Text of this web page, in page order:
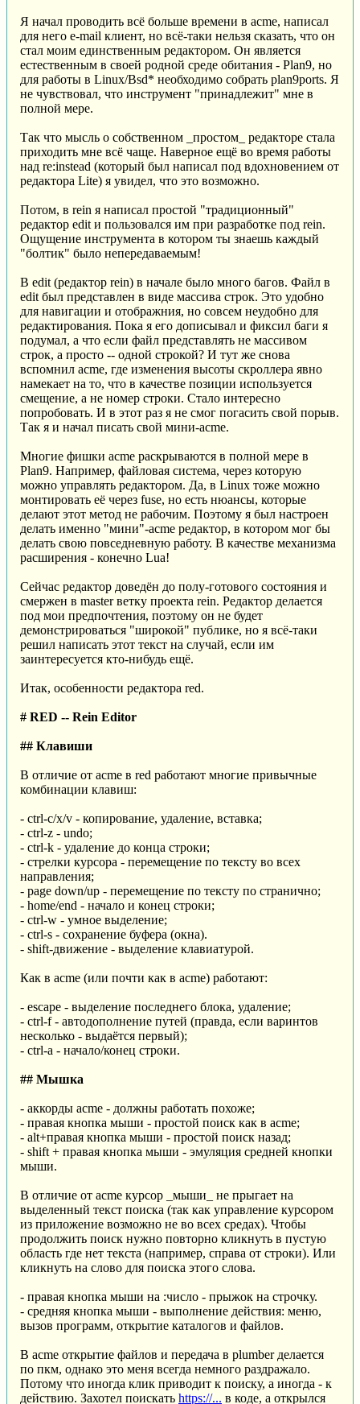
Я начал проводить всё больше времени в acme, написал
для него e-mail клиент, но всё-таки нельзя сказать, что он
стал моим единственным редактором. Он является
естественным в своей родной среде обитания - Plan9, но
для работы в Linux/Bsd* необходимо собрать plan9ports. Я
не чувствовал, что инструмент "принадлежит" мне в
полной мере.
Так что мысль о собственном _простом_ редакторе стала
приходить мне всё чаще. Наверное ещё во время работы
над re:instead (который был написал под вдохновением от
редактора Lite) я увидел, что это возможно.
Потом, в rein я написал простой "традиционный"
редактор edit и пользовался им при разработке под rein.
Ощущение инструмента в котором ты знаешь каждый
"болтик" было непередаваемым!
В edit (редактор rein) в начале было много багов. Файл в
edit был представлен в виде массива строк. Это удобно
для навигации и отображния, но совсем неудобно для
редактирования. Пока я его дописывал и фиксил баги я
подумал, а что если файл представлять не массивом
строк, а просто -- одной строкой? И тут же снова
вспомнил acme, где изменения высоты скроллера явно
намекает на то, что в качестве позиции используется
смещение, а не номер строки. Стало интересно
попробовать. И в этот раз я не смог погасить свой порыв.
Так я и начал писать свой мини-acme.
Многие фишки acme раскрываются в полной мере в
Plan9. Например, файловая система, через которую
можно управлять редактором. Да, в Linux тоже можно
монтировать её через fuse, но есть нюансы, которые
делают этот метод не рабочим. Поэтому я был настроен
делать именно "мини"-acme редактор, в котором мог бы
делать свою повседневную работу. В качестве механизма
расширения - конечно Lua!
Сейчас редактор доведён до полу-готового состояния и
смержен в master ветку проекта rein. Редактор делается
под мои предпочтения, поэтому он не будет
демонстрироваться "широкой" публике, но я всё-таки
решил написать этот текст на случай, если им
заинтересуется кто-нибудь ещё.
Итак, особенности редактора red.
# RED -- Rein Editor
## Клавиши
В отличие от acme в red работают многие привычные
комбинации клавиш:
- ctrl-c/x/v - копирование, удаление, вставка;
- ctrl-z - undo;
- ctrl-k - удаление до конца строки;
- стрелки курсора - перемещение по тексту во всех
направления;
- page down/up - перемещение по тексту по странично;
- home/end - начало и конец строки;
- ctrl-w - умное выделение;
- ctrl-s - сохранение буфера (окна).
- shift-движение - выделение клавиатурой.
Как в acme (или почти как в acme) работают:
- escape - выделение последнего блока, удаление;
- ctrl-f - автодополнение путей (правда, если варинтов
несколько - выдаётся первый);
- ctrl-a - начало/конец строки.
## Мышка
- аккорды acme - должны работать похоже;
- правая кнопка мыши - простой поиск как в acme;
- alt+правая кнопка мыши - простой поиск назад;
- shift + правая кнопка мыши - эмуляция средней кнопки
мыши.
В отличие от acme курсор _мыши_ не прыгает на
выделенный текст поиска (так как управление курсором
из приложение возможно не во всех средах). Чтобы
продолжить поиск нужно повторно кликнуть в пустую
область где нет текста (например, справа от строки). Или
кликнуть на слово для поиска этого слова.
- правая кнопка мыши на :число - прыжок на строчку.
- средняя кнопка мыши - выполнение действия: меню,
вызов программ, открытие каталогов и файлов.
В acme открытие файлов и передача в plumber делается
по пкм, однако это меня всегда немного раздражало.
Потому что иногда клик приводит к поиску, а иногда - к
действию. Захотел поискать https://... в коде, а открылся